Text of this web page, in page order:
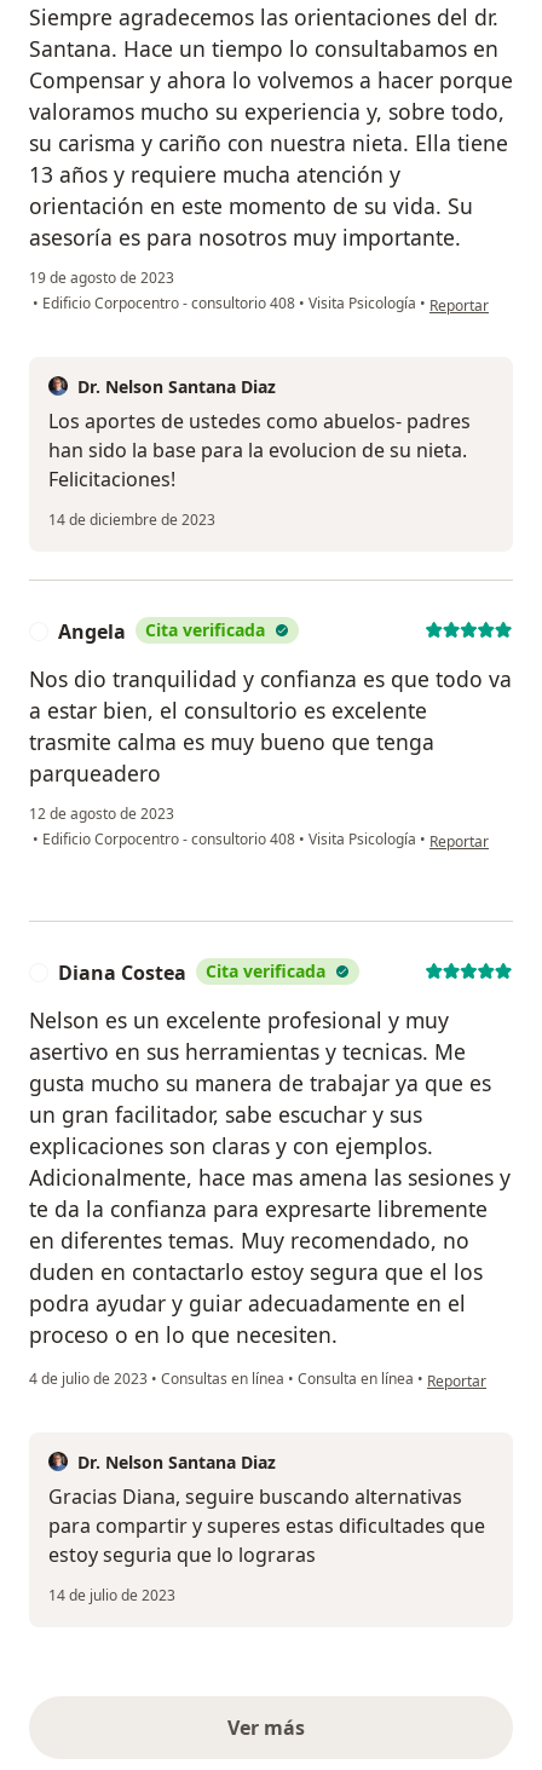
Siempre agradecemos las orientaciones del dr.
Santana. Hace un tiempo lo consultabamos en
Compensar y ahora lo volvemos a hacer porque
valoramos mucho su experiencia y, sobre todo,
su carisma y cariño con nuestra nieta. Ella tiene
13 años y requiere mucha atención y
orientación en este momento de su vida. Su
asesoría es para nosotros muy importante.
19 de agosto de 2023
• Edificio Corpocentro - consultorio 408 • Visita Psicología • en opinión del
Reportar
Dr. Nelson Santana Diaz
Los aportes de ustedes como abuelos- padres
han sido la base para la evolucion de su nieta.
Felicitaciones!
14 de diciembre de 2023
Angela Cita verificada
Nos dio tranquilidad y confianza es que todo va
a estar bien, el consultorio es excelente
trasmite calma es muy bueno que tenga
parqueadero
12 de agosto de 2023
• Edificio Corpocentro - consultorio 408 • Visita Psicología • en opinión del
Reportar
Diana Costea Cita verificada
Nelson es un excelente profesional y muy
asertivo en sus herramientas y tecnicas. Me
gusta mucho su manera de trabajar ya que es
un gran facilitador, sabe escuchar y sus
explicaciones son claras y con ejemplos.
Adicionalmente, hace mas amena las sesiones y
te da la confianza para expresarte libremente
en diferentes temas. Muy recomendado, no
duden en contactarlo estoy segura que el los
podra ayudar y guiar adecuadamente en el
proceso o en lo que necesiten.
4 de julio de 2023 • Consultas en línea • Consulta en línea • en opinión del
Reportar
Dr. Nelson Santana Diaz
Gracias Diana, seguire buscando alternativas
para compartir y superes estas dificultades que
estoy seguria que lo lograras
14 de julio de 2023
Ver másopiniones anteriores